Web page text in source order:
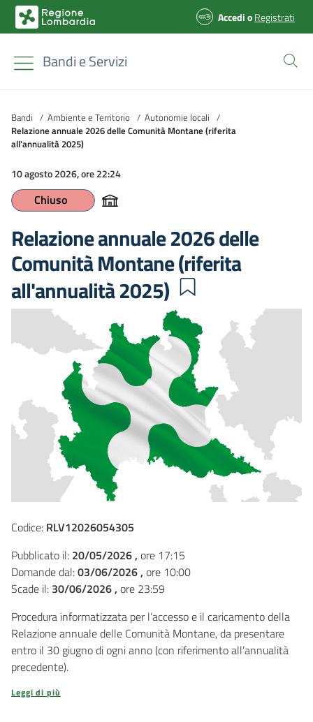
AccedioRegistrati
Bandi e Servizi
Bandi / Ambiente e Territorio / Autonomie locali /
Relazione annuale 2026 delle Comunità Montane (riferita
all'annualità 2025)
10 agosto 2026, ore 22:24
Chiuso
Relazione annuale 2026 delle
Comunità Montane (riferita
all'annualità 2025)
Codice: RLV12026054305
Pubblicato il: 20/05/2026 , ore 17:15
Domande dal:03/06/2026 , ore 10:00
Scade il: 30/06/2026 , ore 23:59
Procedura informatizzata per l’accesso e il caricamento della
Relazione annuale delle Comunità Montane, da presentare
entro il 30 giugno di ogni anno (con riferimento all’annualità
precedente).
Leggi di più